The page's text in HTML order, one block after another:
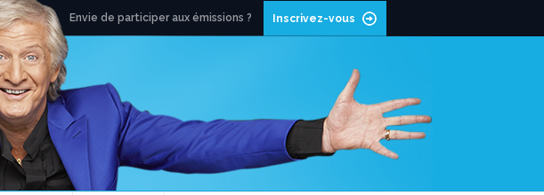
Envie de participer aux émissions ? Inscrivez-vous